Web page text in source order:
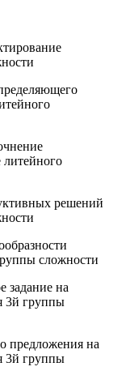
литейного
решений
сложности
задание на
3й группы
предложения на
3й группы